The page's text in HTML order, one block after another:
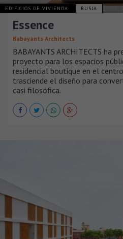
EDIFICIOS DE VIVIENDA RUSIA
Essence
Babayants Architects
BABAYANTS ARCHITECTS ha
proyecto para los espacios
residencial boutique en el
trasciende el diseño para
casi filosófica.